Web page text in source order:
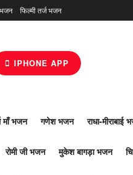
फिल्मी तर्ज भजन
IPHONE APP
माँ भजन गणेश भजन राधा-मीराबाई
रोमी जी भजन मुकेश बागड़ा भजन